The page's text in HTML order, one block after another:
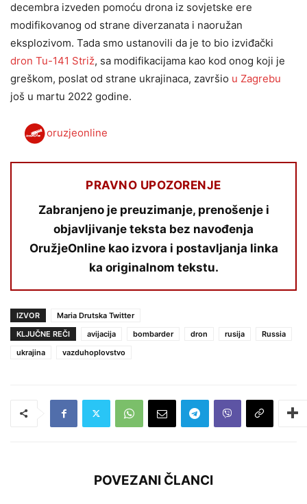
decembra izveden pomoću drona iz sovjetske ere
modifikovanog od strane diverzanata i naoružan
eksplozivom. Tada smo ustanovili da je to bio izviđački
dron Tu-141 Striž, sa modifikacijama kao kod onog koji je
greškom, poslat od strane ukrajinaca, završio u Zagrebu
još u martu 2022 godine.
oruzjeonline
PRAVNO UPOZORENJE
Zabranjeno je preuzimanje, prenošenje i
objavljivanje teksta bez navođenja
OružjeOnline kao izvora i postavljanja linka
ka originalnom tekstu.
IZVOR
Maria Drutska Twitter
KLJUČNE REČI
avijacija bombarder dron rusija
Russia
ukrajina
vazduhoplovstvo
POVEZANI ČLANCI